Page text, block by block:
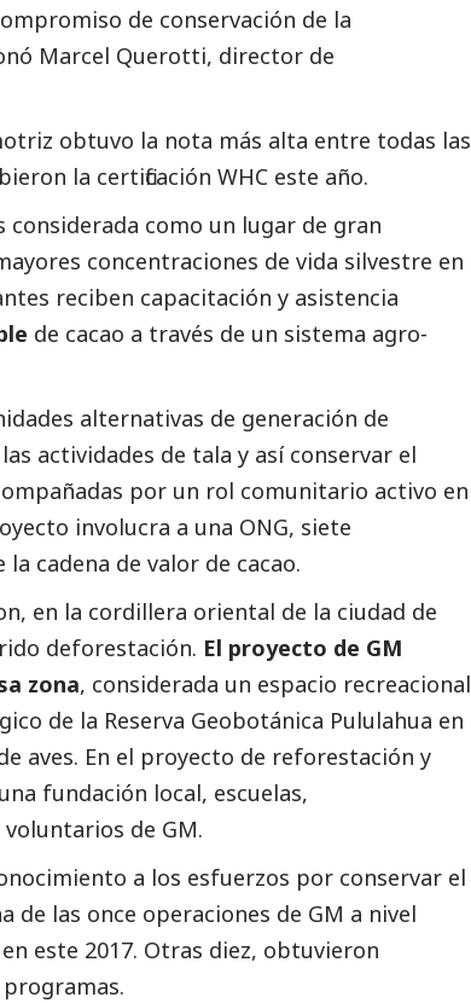
de conservación de la
Marcel Querotti, director de
obtuvo la nota más alta entre todas las
la certificación WHC este año.
considerada como un lugar de gran
concentraciones de vida silvestre en
reciben capacitación y asistencia
de cacao a través de un sistema agro-
alternativas de generación de
actividades de tala y así conservar el
por un rol comunitario activo en
involucra a una ONG, siete
cadena de valor de cacao.
en la cordillera oriental de la ciudad de
deforestación. El proyecto de GM
zona, considerada un espacio recreacional
de la Reserva Geobotánica Pululahua en
aves. En el proyecto de reforestación y
fundación local, escuelas,
de GM.
a los esfuerzos por conservar el
de las once operaciones de GM a nivel
este 2017. Otras diez, obtuvieron